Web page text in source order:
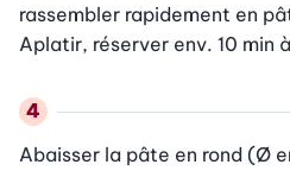
rassembler rapidement en
Aplatir, réserver env. 10 min
Abaisser la pâte en rond (Ø